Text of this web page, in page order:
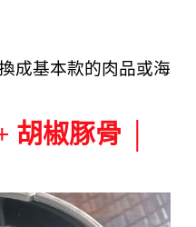
成基本款的肉品或海
胡椒豚骨 │